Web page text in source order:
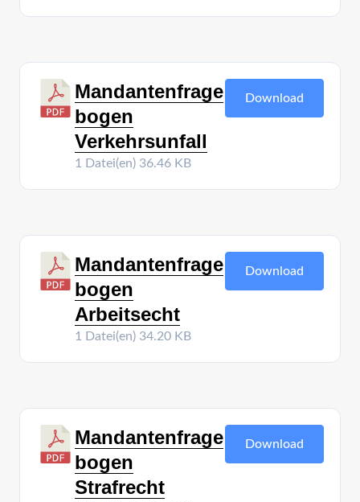
Mandantenfrage
bogen
Verkehrsunfall
1 Datei(en) 36.46 KB
Download
Mandantenfrage
bogen
Arbeitsecht
1 Datei(en) 34.20 KB
Download
Mandantenfrage
bogen
Strafrecht
Download